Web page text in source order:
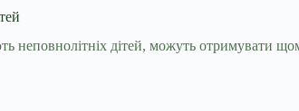
неповнолітніх дітей, можуть отримувати